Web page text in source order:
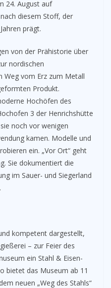
24. August auf
diesem Stoff, der
prägt.
von der Prähistorie über
nordischen
Weg vom Erz zum Metall
Produkt.
Hochöfen des
3 der Henrichshütte
noch vor wenigen
kamen. Modelle und
ein. „Vor Ort“ geht
Sie dokumentiert die
im Sauer- und Siegerland
kompetent dargestellt,
– zur Feier des
ein Stahl & Eisen-
bietet das Museum ab 11
neuen „Weg des Stahls“